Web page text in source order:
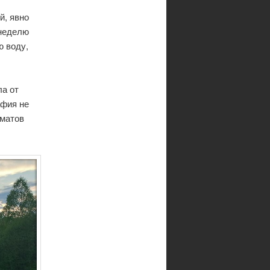
явно
воду,
от
не